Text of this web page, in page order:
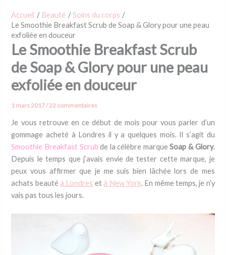
Accueil Beauté
Soins du corps
Le Smoothie Breakfast Scrub de Soap & Glory pour une peau
exfoliée en douceur
Le Smoothie Breakfast Scrub
de Soap & Glory pour une peau
exfoliée en douceur
1 mars 2017/22 commentaires
Je vous retrouve en ce début de mois pour vous parler d’un
gommage acheté à Londres il y a quelques mois. Il s’agit du
Smoothie Breakfast Scrub de la célèbre marqueSoap & Glory.
Depuis le temps que j’avais envie de tester cette marque, je
peux vous affirmer que je me suis bien lâchée lors de mes
achats beauté à Londres et à New York. En même temps, je n’y
vais pas tous les jours.